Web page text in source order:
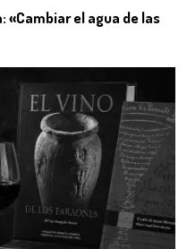
«Cambiar el agua de las